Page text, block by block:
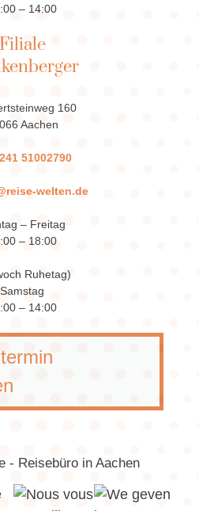
– 14:00
Filiale
160
Aachen
51002790
welten.de
– Freitag
– 18:00
Ruhetag)
Samstag
– 14:00
- Reisebüro in Aachen